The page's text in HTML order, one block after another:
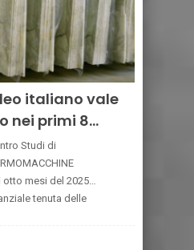
italiano vale
nei primi 8
Studi di
otto mesi del 2025
tenuta delle
nelle precedenti